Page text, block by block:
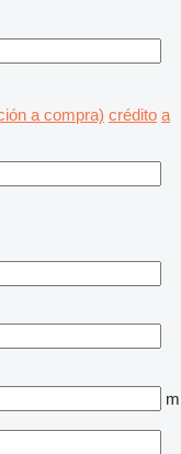
a compra) crédito a
m